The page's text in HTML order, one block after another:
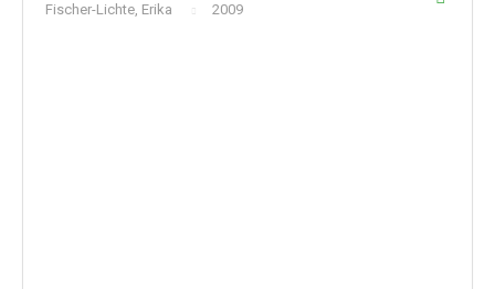
Fischer-Lichte, Erika 2009